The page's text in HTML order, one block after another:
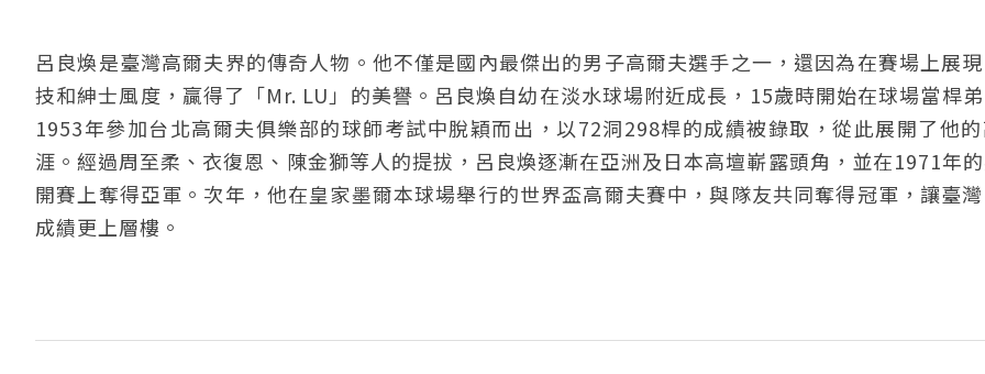
呂良煥是臺灣高爾夫界的傳奇人物。他不僅是國內最傑出的男子高爾夫選手之一，還因為在賽場上展
技和紳士風度，贏得了「Mr. LU」的美譽。呂良煥自幼在淡水球場附近成長，15歲時開始在球場當桿
1953年參加台北高爾夫俱樂部的球師考試中脫穎而出，以72洞298桿的成績被錄取，從此展開了他
涯。經過周至柔、衣復恩、陳金獅等人的提拔，呂良煥逐漸在亞洲及日本高壇嶄露頭角，並在1971年
開賽上奪得亞軍。次年，他在皇家墨爾本球場舉行的世界盃高爾夫賽中，與隊友共同奪得冠軍，讓臺
成績更上層樓。